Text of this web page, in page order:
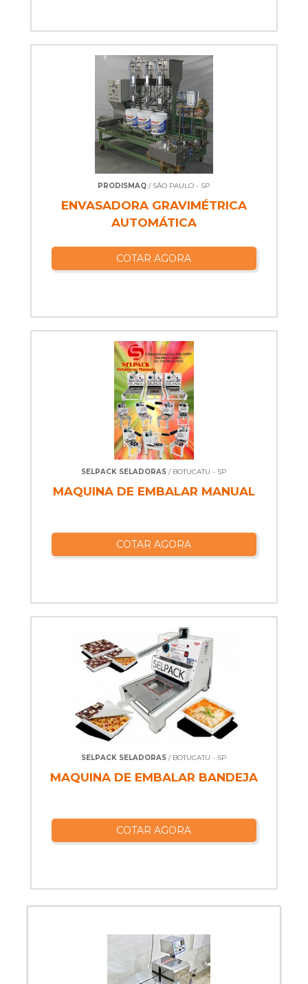
PRODISMAQ / SÃO PAULO - SP
ENVASADORA GRAVIMÉTRICA
AUTOMÁTICA
COTAR AGORA
SELPACK SELADORAS / BOTUCATU - SP
MAQUINA DE EMBALAR MANUAL
COTAR AGORA
SELPACK SELADORAS / BOTUCATU - SP
MAQUINA DE EMBALAR BANDEJA
COTAR AGORA